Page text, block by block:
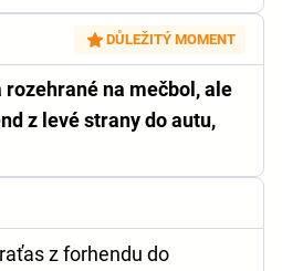
DŮLEŽITÝ MOMENT
na mečbol, ale
z levé strany do autu,
z forhendu do